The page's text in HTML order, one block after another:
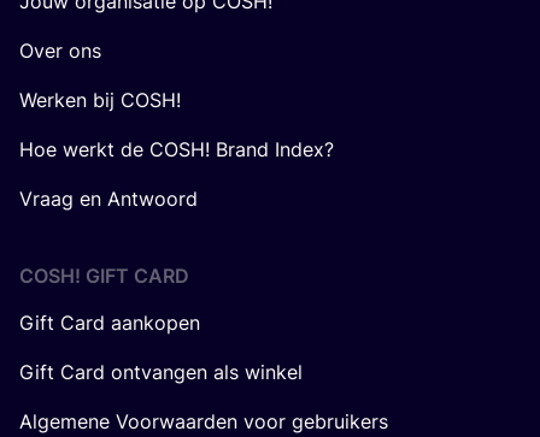
Over ons
Werken bij COSH!
Hoe werkt de COSH! Brand Index?
Vraag en Antwoord
COSH! GIFT CARD
Gift Card aankopen
Gift Card ontvangen als winkel
Algemene Voorwaarden voor gebruikers